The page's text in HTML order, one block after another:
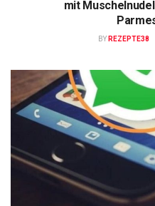
mit
BY REZEPTE38